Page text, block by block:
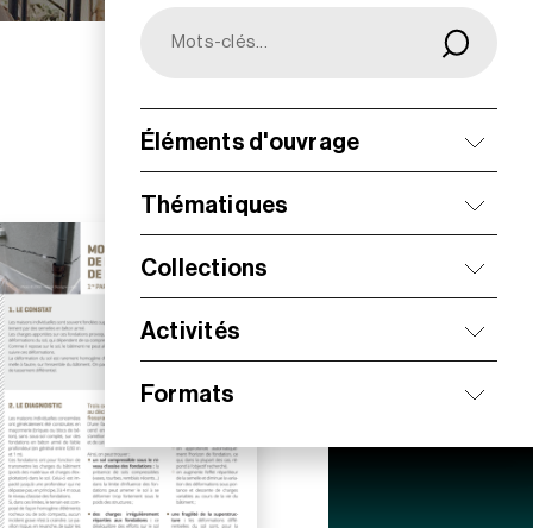
Éléments d'ouvrage
Thématiques
Collections
Activités
Formats